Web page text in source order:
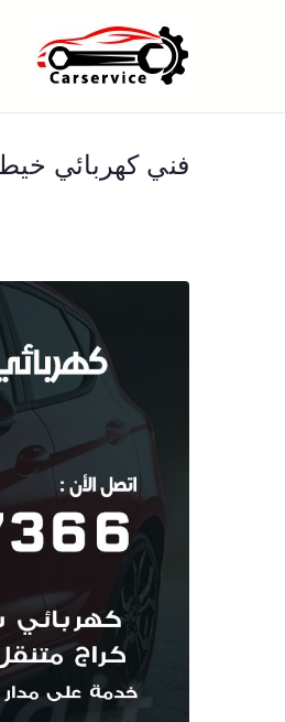
فني كهربائي